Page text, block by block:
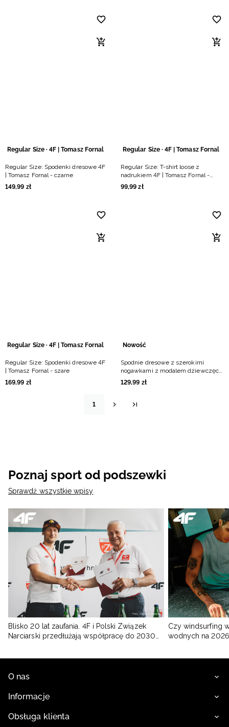
Regular Size · 4F | Tomasz Fornal
Regular Size: Spodenki dresowe 4F
| Tomasz Fornal - czarne
149,99 zł
Regular Size · 4F | Tomasz Fornal
Regular Size: T-shirt loose z
nadrukiem 4F | Tomasz Fornal -
szary
99,99 zł
Regular Size · 4F | Tomasz Fornal
Regular Size: Spodenki dresowe 4F
| Tomasz Fornal - szare
169,99 zł
Nowość
Spodnie dresowe z szerokimi
nogawkami z modalem dziewczęce
- fioletowe
129,99 zł
1
Poznaj sport od podszewki
Sprawdź wszystkie wpisy
Blisko 20 lat zaufania. 4F i Polski Związek
Narciarski przedłużają współpracę do 2030
Czy windsurfing
wodnych na
O nas
Informacje
Obsługa klienta